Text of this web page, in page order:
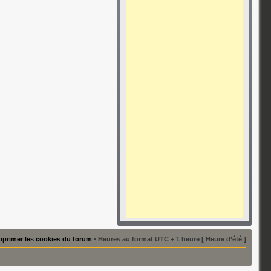
les cookies du forum • Heures au format UTC + 1 heure [ Heure d’été ]